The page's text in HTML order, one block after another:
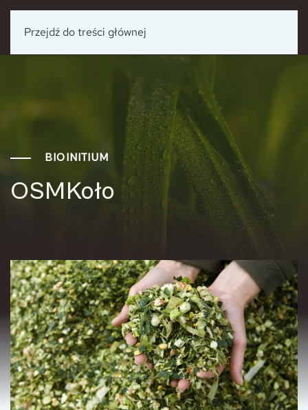
Przejdź do treści głównej
BIOINITIUM
OSMKoło